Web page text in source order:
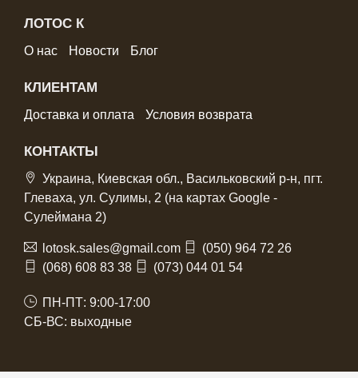
ЛОТОС К
О нас Новости Блог
КЛИЕНТАМ
Доставка и оплата Условия возврата
КОНТАКТЫ
Украина, Киевская обл., Васильковский р-н, пгт.
Глеваха, ул. Сулимы, 2 (на картах Google -
Сулеймана 2)
lotosk.sales@gmail.com
(050) 964 72 26
(068) 608 83 38
(073) 044 01 54
ПН-ПТ: 9:00-17:00
СБ-ВС: выходные